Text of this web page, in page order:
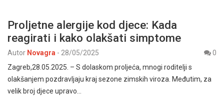
Proljetne alergije kod djece: Kada
reagirati i kako olakšati simptome
Autor Novagra - 28/05/2025
0
Zagreb,28.05.2025. – S dolaskom proljeća, mnogi roditelji s
olakšanjem pozdravljaju kraj sezone zimskih viroza. Međutim, za
velik broj djece upravo…